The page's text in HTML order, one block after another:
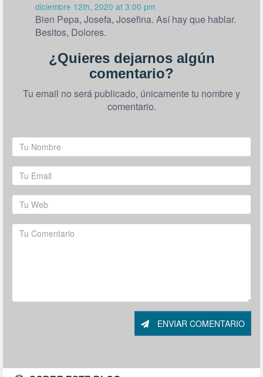
diciembre 12th, 2020 at 3:00 pm
Bien Pepa, Josefa, Josefina. Así hay que hablar.
Besitos, Dolores.
¿Quieres dejarnos algún
comentario?
Tu email no será publicado, únicamente tu nombre y
comentario.
ENVIAR COMENTARIO